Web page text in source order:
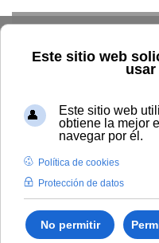
Home Innovación
virtuales para profesorado
Cursos